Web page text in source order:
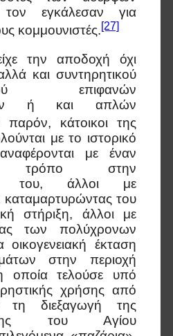
τον εγκάλεσαν για
κομμουνιστές.[27]
την αποδοχή όχι
και συντηρητικού
επιφανών
ή και απλών
παρόν, κάτοικοι της
με το ιστορικό
με έναν
τρόπο στην
του, άλλοι με
του
στήριξη, άλλοι με
των πολύχρονων
οικογενειακή έκταση
στην περιοχή
οποία τελούσε υπό
χρήσης από
διεξαγωγή της
του Αγίου